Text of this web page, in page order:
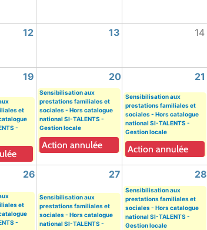
12 13 14
19 20 21
et
-
Sensibilisation aux
prestations familiales et
sociales - Hors catalogue
national SI-TALENTS -
Gestion locale
Action annulée
Sensibilisation aux
prestations familiales et
sociales - Hors catalogue
national SI-TALENTS -
Gestion locale
Action annulée
26 27 28
et
-
Sensibilisation aux
prestations familiales et
sociales - Hors catalogue
national SI-TALENTS -
Sensibilisation aux
prestations familiales et
sociales - Hors catalogue
national SI-TALENTS -
Gestion locale